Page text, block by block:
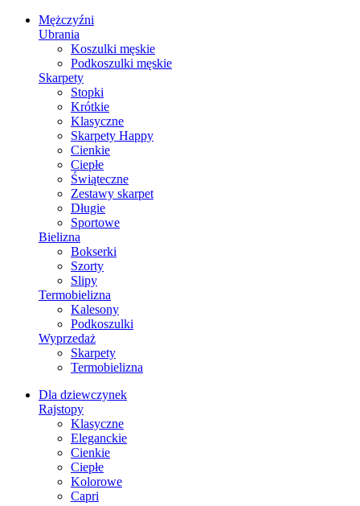
Mężczyźni
Ubrania
Koszulki męskie
Podkoszulki męskie
Skarpety
Stopki
Krótkie
Klasyczne
Skarpety Happy
Cienkie
Ciepłe
Świąteczne
Zestawy skarpet
Długie
Sportowe
Bielizna
Bokserki
Szorty
Slipy
Termobielizna
Kalesony
Podkoszulki
Wyprzedaż
Skarpety
Termobielizna
Dla dziewczynek
Rajstopy
Klasyczne
Eleganckie
Cienkie
Ciepłe
Kolorowe
Capri